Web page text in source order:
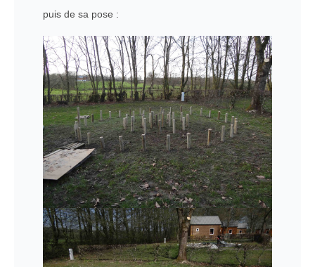
puis de sa pose :